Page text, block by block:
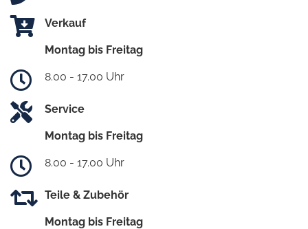
Verkauf
Montag bis Freitag
8.00 - 17.00 Uhr
Service
Montag bis Freitag
8.00 - 17.00 Uhr
Teile & Zubehör
Montag bis Freitag